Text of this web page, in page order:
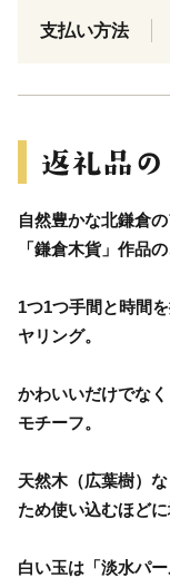
支払い方法
自然豊かな北鎌倉
「鎌倉木貨」作品
1つ1つ手間と時間
ヤリング。
かわいいだけでな
モチーフ。
天然木（広葉樹）
ため使い込むほど
白い玉は「淡水パ